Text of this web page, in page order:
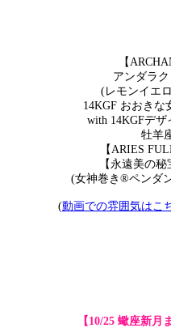
【
アンダラ
(レモンイエ
14KGF おおきな
with 14KGFデザ
牡羊
【ARIES
【永遠美の
(女神巻き®︎ペンダ
(動画での雰囲気はこ
【10/25 蠍座新月